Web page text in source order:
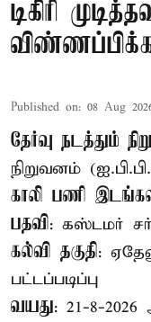
டிகிரி
Published on: 08 Aug
தேர்வு நடத்தும்
நிறுவனம்
காலி பணி
பதவி: கஸ்டமர்
கல்வி தகுதி:
பட்டப்படிப்பு
வயது: 21-8-